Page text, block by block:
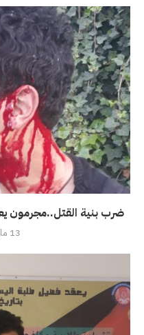
ضرب بنية القتل..مجرمون
13 مارس، 2020